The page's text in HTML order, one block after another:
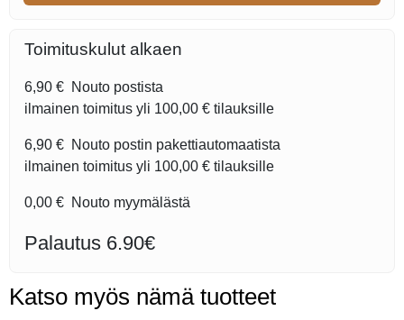
Toimituskulut alkaen
6,90 € Nouto postista
ilmainen toimitus yli 100,00 € tilauksille
6,90 € Nouto postin pakettiautomaatista
ilmainen toimitus yli 100,00 € tilauksille
0,00 € Nouto myymälästä
Palautus 6.90€
Katso myös nämä tuotteet